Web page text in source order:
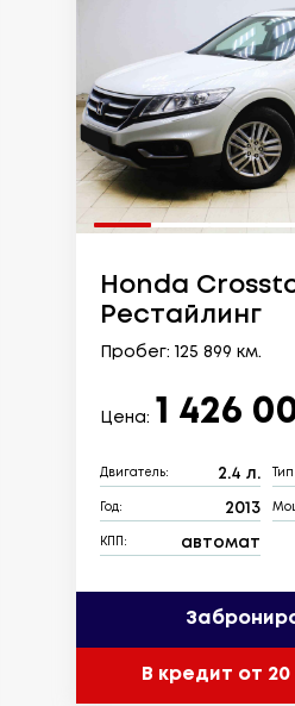
Honda
Рестайлинг
Пробег: 125 899 км.
Цена: 1 426
Двигатель: 2.4 л.
Год: 2013
КПП: автомат
В кредит от